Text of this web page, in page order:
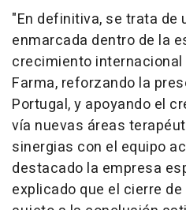
"En definitiva, se trata de
enmarcada dentro de la
crecimiento
Farma, reforzando la
Portugal, y apoyando el
vía nuevas áreas
sinergias con el equipo
destacado la empresa
explicado que el cierre